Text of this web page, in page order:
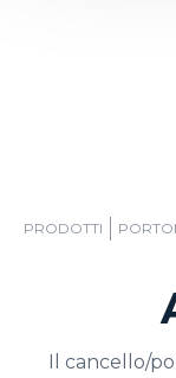
PRODOTTI
Il cancello/